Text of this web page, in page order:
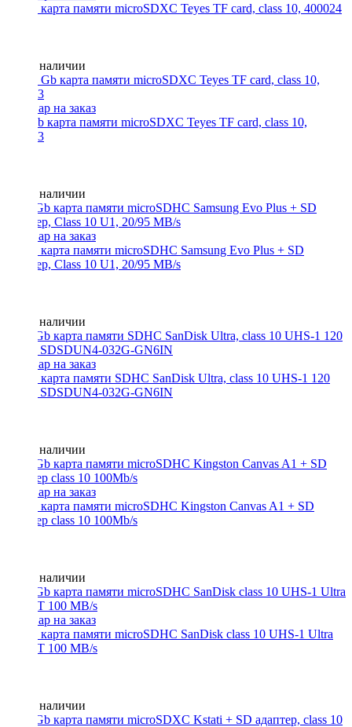
64 Gb карта памяти microSDXC Teyes TF card, class 10, 400024
Нет в наличии
128 Gb карта памяти microSDXC Teyes TF card, class 10,
400023
Нет в наличии
32 Gb карта памяти microSDHC Samsung Evo Plus + SD
адаптер, Class 10 U1, 20/95 MB/s
Нет в наличии
32 Gb карта памяти SDHC SanDisk Ultra, class 10 UHS-1 120
MB/s, SDSDUN4-032G-GN6IN
Нет в наличии
64 Gb карта памяти microSDHC Kingston Canvas A1 + SD
адаптер class 10 100Mb/s
Нет в наличии
32 Gb карта памяти microSDHC SanDisk class 10 UHS-1 Ultra
LIGHT 100 MB/s
Нет в наличии